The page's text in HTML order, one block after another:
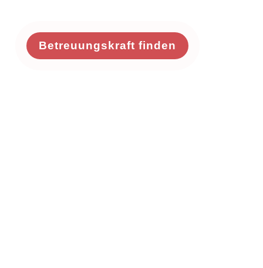
Betreuungskraft finden